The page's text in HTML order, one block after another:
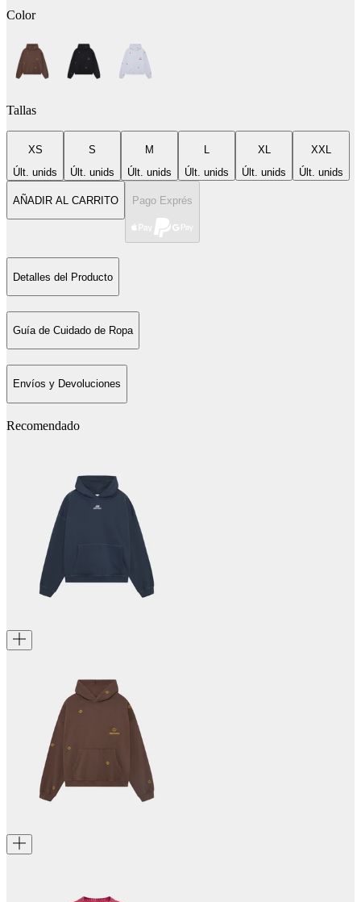
Color
Tallas
XS
Últ. unids
S
Últ. unids
M
Últ. unids
L
Últ. unids
XL
Últ. unids
XXL
Últ. unids
AÑADIR AL CARRITO Pago Exprés
Detalles del Producto
Guía de Cuidado de Ropa
Envíos y Devoluciones
Recomendado